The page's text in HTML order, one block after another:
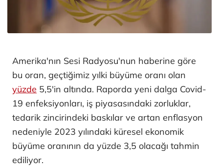
Amerika'nın Sesi Radyosu'nun haberine göre
bu oran, geçtiğimiz yılki büyüme oranı olan
yüzde 5,5'in altında. Raporda yeni dalga Covid-
19 enfeksiyonları, iş piyasasındaki zorluklar,
tedarik zincirindeki baskılar ve artan enflasyon
nedeniyle 2023 yılındaki küresel ekonomik
büyüme oranının da yüzde 3,5 olacağı tahmin
ediliyor.